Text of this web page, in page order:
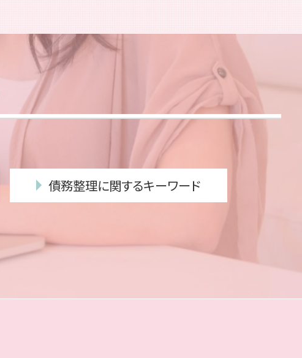
債務整理に関するキーワード
任意整理 口座凍結
自己破産 必要書類
裁量 免責